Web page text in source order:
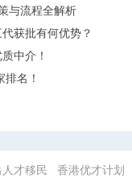
与流程全解析​
获批有何优势？​
中介！
名！
才移民 香港优才计划